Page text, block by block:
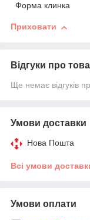
Форма клинка
Приховати
Відгуки про
Ще немає відгуків
Умови доставки
Нова Пошта
Всі умови
Умови оплати